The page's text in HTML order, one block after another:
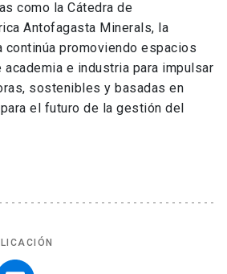
como la Cátedra de
Antofagasta Minerals, la
continúa promoviendo espacios
e industria para impulsar
sostenibles y basadas en
el futuro de la gestión del